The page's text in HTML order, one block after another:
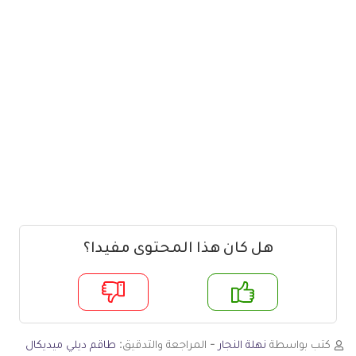
هل كان هذا المحتوى مفيدا؟
لا
كتب بواسطة نهلة النجار - المراجعة والتدقيق: طاقم ديلي ميديكال